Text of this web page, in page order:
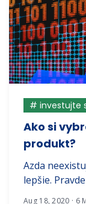
# investujte
Ako si
produkt?
Azda
lepšie.
Aug 18, 2020 · 6